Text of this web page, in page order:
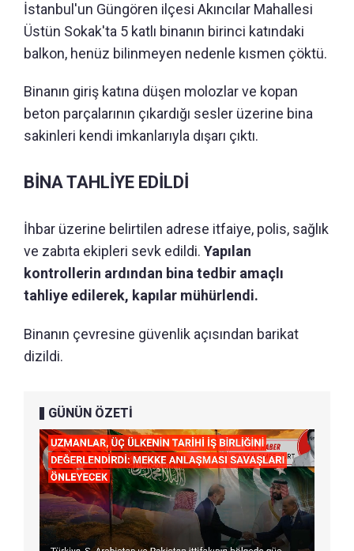
İstanbul'un Güngören ilçesi Akıncılar Mahallesi
Üstün Sokak'ta 5 katlı binanın birinci katındaki
balkon, henüz bilinmeyen nedenle kısmen çöktü.
Binanın giriş katına düşen molozlar ve kopan
beton parçalarının çıkardığı sesler üzerine bina
sakinleri kendi imkanlarıyla dışarı çıktı.
BİNA TAHLİYE EDİLDİ
İhbar üzerine belirtilen adrese itfaiye, polis, sağlık
ve zabıta ekipleri sevk edildi. Yapılan
kontrollerin ardından bina tedbir amaçlı
tahliye edilerek, kapılar mühürlendi.
Binanın çevresine güvenlik açısından barikat
dizildi.
GÜNÜN ÖZETİ